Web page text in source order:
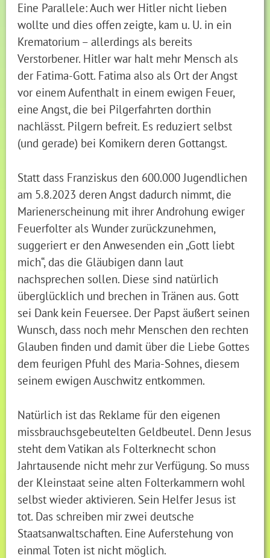
Eine Parallele: Auch wer Hitler nicht lieben
wollte und dies offen zeigte, kam u. U. in ein
Krematorium – allerdings als bereits
Verstorbener. Hitler war halt mehr Mensch als
der Fatima-Gott. Fatima also als Ort der Angst
vor einem Aufenthalt in einem ewigen Feuer,
eine Angst, die bei Pilgerfahrten dorthin
nachlässt. Pilgern befreit. Es reduziert selbst
(und gerade) bei Komikern deren Gottangst.
Statt dass Franziskus den 600.000 Jugendlichen
am 5.8.2023 deren Angst dadurch nimmt, die
Marienerscheinung mit ihrer Androhung ewiger
Feuerfolter als Wunder zurückzunehmen,
suggeriert er den Anwesenden ein „Gott liebt
mich“, das die Gläubigen dann laut
nachsprechen sollen. Diese sind natürlich
überglücklich und brechen in Tränen aus. Gott
sei Dank kein Feuersee. Der Papst äußert seinen
Wunsch, dass noch mehr Menschen den rechten
Glauben finden und damit über die Liebe Gottes
dem feurigen Pfuhl des Maria-Sohnes, diesem
seinem ewigen Auschwitz entkommen.
Natürlich ist das Reklame für den eigenen
missbrauchsgebeutelten Geldbeutel. Denn Jesus
steht dem Vatikan als Folterknecht schon
Jahrtausende nicht mehr zur Verfügung. So muss
der Kleinstaat seine alten Folterkammern wohl
selbst wieder aktivieren. Sein Helfer Jesus ist
tot. Das schreiben mir zwei deutsche
Staatsanwaltschaften. Eine Auferstehung von
einmal Toten ist nicht möglich.